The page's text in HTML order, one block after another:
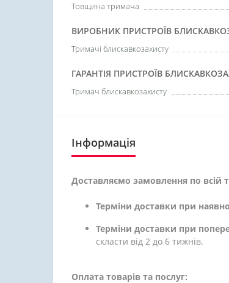
Товщина тримача
ВИРОБНИК ПРИСТРОЇВ
Тримачі блискавкозахисту
ГАРАНТІЯ ПРИСТРОЇВ
Тримач блискавкозахисту
Інформація
Доставляємо замовлення по всій
Терміни доставки при
Терміни доставки при
скласти від 2 до 6 тижнів.
Оплата товарів та послуг: